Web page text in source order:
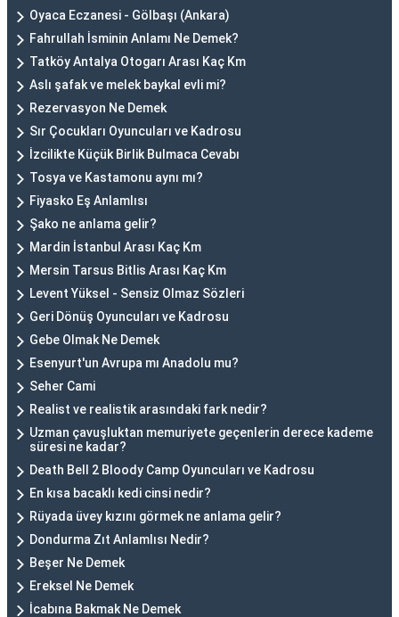
Oyaca Eczanesi - Gölbaşı (Ankara)
Fahrullah İsminin Anlamı Ne Demek?
Tatköy Antalya Otogarı Arası Kaç Km
Aslı şafak ve melek baykal evli mi?
Rezervasyon Ne Demek
Sır Çocukları Oyuncuları ve Kadrosu
İzcilikte Küçük Birlik Bulmaca Cevabı
Tosya ve Kastamonu aynı mı?
Fiyasko Eş Anlamlısı
Şako ne anlama gelir?
Mardin İstanbul Arası Kaç Km
Mersin Tarsus Bitlis Arası Kaç Km
Levent Yüksel - Sensiz Olmaz Sözleri
Geri Dönüş Oyuncuları ve Kadrosu
Gebe Olmak Ne Demek
Esenyurt'un Avrupa mı Anadolu mu?
Seher Cami
Realist ve realistik arasındaki fark nedir?
Uzman çavuşluktan memuriyete geçenlerin derece kademe
süresi ne kadar?
Death Bell 2 Bloody Camp Oyuncuları ve Kadrosu
En kısa bacaklı kedi cinsi nedir?
Rüyada üvey kızını görmek ne anlama gelir?
Dondurma Zıt Anlamlısı Nedir?
Beşer Ne Demek
Ereksel Ne Demek
İcabına Bakmak Ne Demek